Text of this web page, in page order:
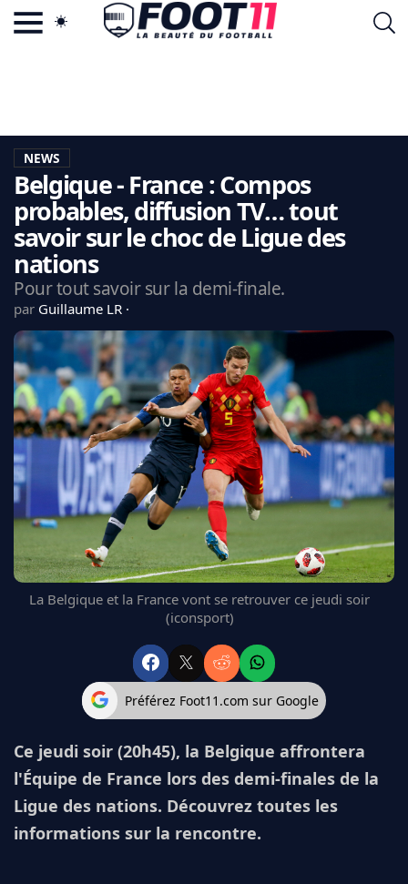
LA CHARTE
VIE PRIVÉE
CGU
CONTACTEZ-NOUS
MERCATO
CDM 2026
EDF
PSG
LIGUE 1
REAL MADRID
FC BARCELONE
MANCHESTER UNITED
ARSENAL
BAYERN
L'AVIS DE LA RÉDAC'
NEWS
Belgique - France : Compos
probables, diffusion TV… tout
savoir sur le choc de Ligue des
nations
Pour tout savoir sur la demi-finale.
par Guillaume LR
La Belgique et la France vont se retrouver ce jeudi soir
(iconsport)
Préférez Foot11.com sur Google
Ce jeudi soir (20h45), la Belgique affrontera
l'Équipe de France lors des demi-finales de la
Ligue des nations. Découvrez toutes les
informations sur la rencontre.